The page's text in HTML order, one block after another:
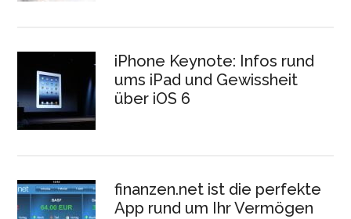
iPhone Keynote: Infos rund
ums iPad und Gewissheit
über iOS 6
finanzen.net ist die perfekte
App rund um Ihr Vermögen